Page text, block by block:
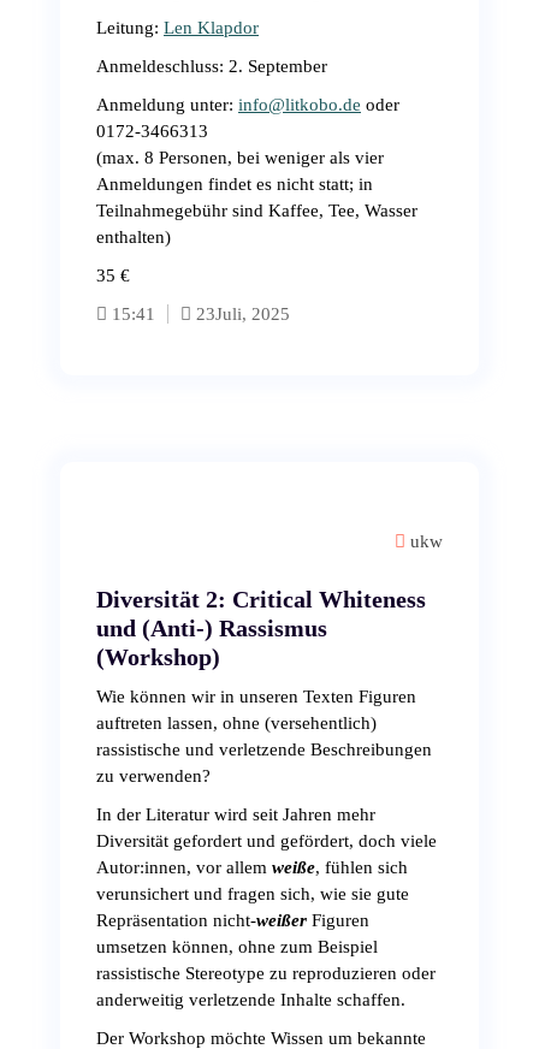
Leitung: Len Klapdor
Anmeldeschluss: 2. September
Anmeldung unter: info@litkobo.de oder
0172-3466313
(max. 8 Personen, bei weniger als vier
Anmeldungen findet es nicht statt; in
Teilnahmegebühr sind Kaffee, Tee, Wasser
enthalten)
35 €
15:41
23Juli, 2025
ukw
Diversität 2: Critical Whiteness
und (Anti-) Rassismus
(Workshop)
Wie können wir in unseren Texten Figuren
auftreten lassen, ohne (versehentlich)
rassistische und verletzende Beschreibungen
zu verwenden?
In der Literatur wird seit Jahren mehr
Diversität gefordert und gefördert, doch viele
Autor:innen, vor allem weiße, fühlen sich
verunsichert und fragen sich, wie sie gute
Repräsentation nicht-weißer Figuren
umsetzen können, ohne zum Beispiel
rassistische Stereotype zu reproduzieren oder
anderweitig verletzende Inhalte schaffen.
Der Workshop möchte Wissen um bekannte